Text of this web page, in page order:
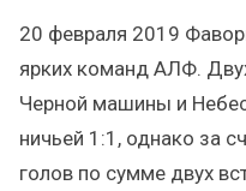
20 февраля 2019
ярких команд АЛФ.
Черной машины и
ничьей 1:1, однако за
голов по сумме двух